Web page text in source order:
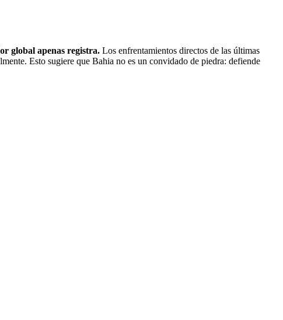
global apenas registra. Los enfrentamientos directos de las últimas
Esto sugiere que Bahia no es un convidado de piedra: defiende